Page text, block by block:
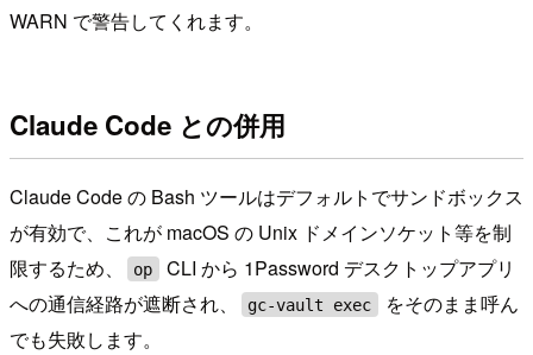
WARN で警告してくれます。
Claude Code との併用
Claude Code の Bash ツールはデフォルトでサンドボックス
が有効で、これが macOS の Unix ドメインソケット等を制
限するため、
op
CLI から 1Password デスクトップアプリ
への通信経路が遮断され、
gc-vault exec
をそのまま呼ん
でも失敗します。